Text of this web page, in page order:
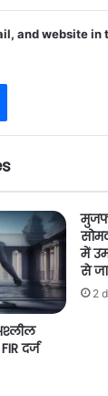
and website
दर्ज
में
से
2